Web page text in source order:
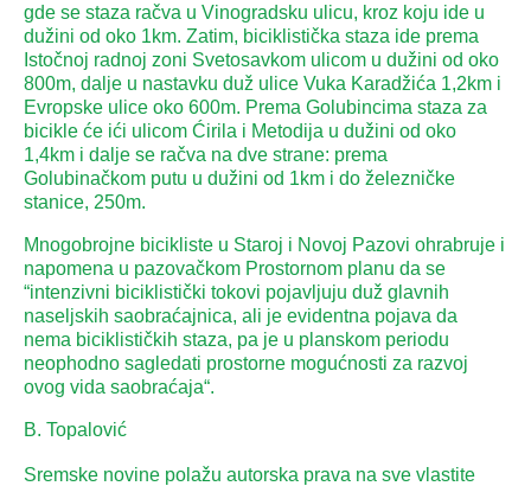
gde se staza račva u Vinogradsku ulicu, kroz koju ide u
dužini od oko 1km. Zatim, biciklistička staza ide prema
Istočnoj radnoj zoni Svetosavkom ulicom u dužini od oko
800m, dalje u nastavku duž ulice Vuka Karadžića 1,2km i
Evropske ulice oko 600m. Prema Golubincima staza za
bicikle će ići ulicom Ćirila i Metodija u dužini od oko
1,4km i dalje se račva na dve strane: prema
Golubinačkom putu u dužini od 1km i do železničke
stanice, 250m.
Mnogobrojne bicikliste u Staroj i Novoj Pazovi ohrabruje i
napomena u pazovačkom Prostornom planu da se
“intenzivni biciklistički tokovi pojavljuju duž glavnih
naseljskih saobraćajnica, ali je evidentna pojava da
nema biciklističkih staza, pa je u planskom periodu
neophodno sagledati prostorne mogućnosti za razvoj
ovog vida saobraćaja“.
B. Topalović
Sremske novine polažu autorska prava na sve vlastite